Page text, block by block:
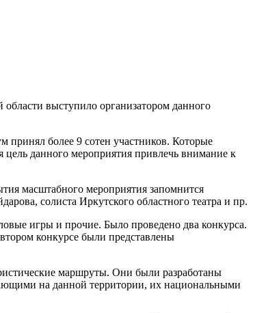
выступило организатором данного
более 9 сотен участников. Которые
данного мероприятия привлечь внимание к
масштабного мероприятия запомнится
солиста Иркутского областного театра и пр.
игры и прочие. Было проведено два конкурса.
конкурсе были представлены
маршруты. Они были разработаны
на данной территории, их национальными